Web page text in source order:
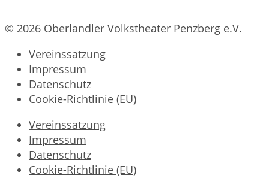
© 2026 Oberlandler Volkstheater Penzberg e.V.
Vereinssatzung
Impressum
Datenschutz
Cookie-Richtlinie (EU)
Vereinssatzung
Impressum
Datenschutz
Cookie-Richtlinie (EU)